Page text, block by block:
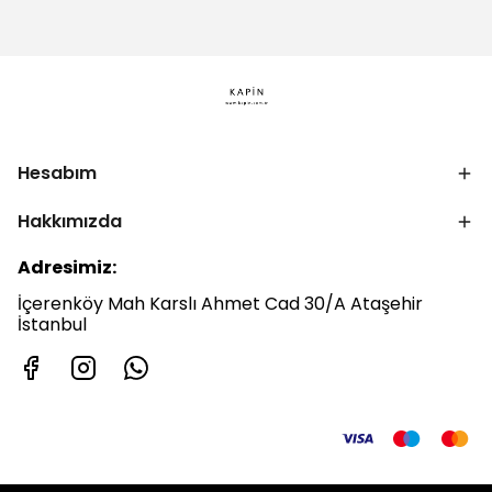
Hesabım
Hakkımızda
Adresimiz:
İçerenköy Mah Karslı Ahmet Cad 30/A Ataşehir
İstanbul